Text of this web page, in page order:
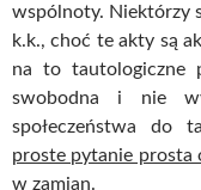
wspólnoty. Niektórzy
k.k., choć te akty są
na to tautologiczne
swobodna i nie
społeczeństwa do
proste pytanie prosta
w zamian.